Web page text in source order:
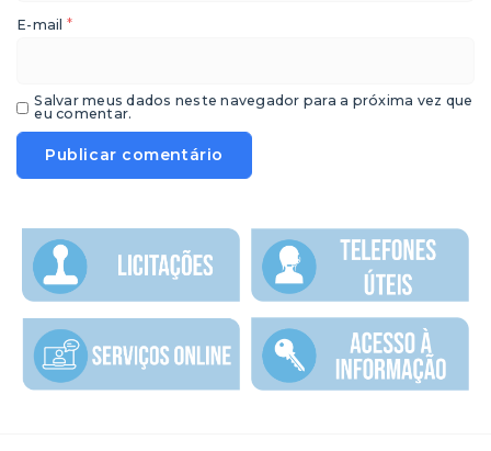
E-mail *
Salvar meus dados neste navegador para a próxima vez que
eu comentar.